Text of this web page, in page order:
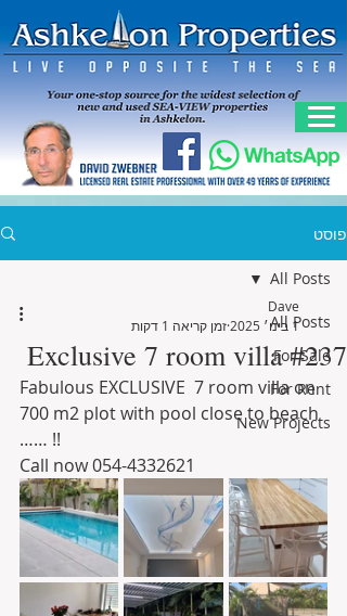
פוסט
All Posts
For Sale
For Rent
New Projects
All Posts
Exclusive 7 room villa #237
Dave
1 בינו׳ 2025
זמן קריאה 1 דקות
Fabulous EXCLUSIVE  7 room villa on
700 m2 plot with pool close to beach
…… !!
Call now 054-4332621